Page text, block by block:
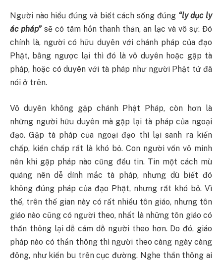
Người nào hiểu đúng và biết cách sống đúng “ly dục ly
ác pháp”sẽ có tâm hồn thanh thản, an lạc và vô sự. Đó
chính là, người có hữu duyên với chánh pháp của đạo
Phật, bằng ngược lại thì đó là vô duyên hoặc gặp tà
pháp, hoặc có duyên với tà pháp như người Phật tử đã
nói ở trên.
Vô duyên không gặp chánh Phật Pháp, còn hơn là
những người hữu duyên mà gặp lại tà pháp của ngoại
đạo. Gặp tà pháp của ngoại đạo thì lại sanh ra kiến
chấp, kiến chấp rất là khó bỏ. Con người vốn vô minh
nên khi gặp pháp nào cũng đều tin. Tin một cách mù
quáng nên dễ dính mắc tà pháp, nhưng dù biết đó
không đúng pháp của đạo Phật, nhưng rất khó bỏ. Vì
thế, trên thế gian này có rất nhiều tôn giáo, nhưng tôn
giáo nào cũng có người theo, nhất là những tôn giáo có
thần thông lại dễ cám dỗ người theo hơn. Do đó, giáo
pháp nào có thần thông thì người theo càng ngày càng
đông, như kiến bu trên cục đường. Nghe thần thông ai